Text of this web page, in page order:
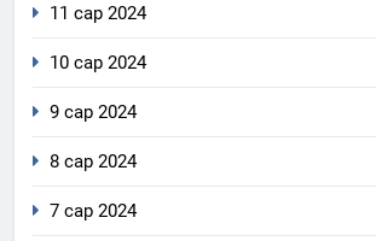
11 сар 2024
10 сар 2024
9 сар 2024
8 сар 2024
7 сар 2024